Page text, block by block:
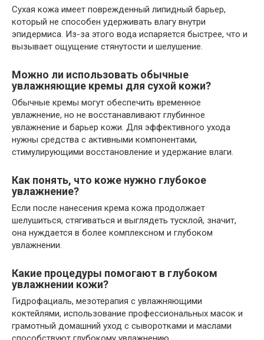
Сухая кожа имеет поврежденный липидный барьер,
который не способен удерживать влагу внутри
эпидермиса. Из-за этого вода испаряется быстрее, что и
вызывает ощущение стянутости и шелушение.
Можно ли использовать обычные
увлажняющие кремы для сухой кожи?
Обычные кремы могут обеспечить временное
увлажнение, но не восстанавливают глубинное
увлажнение и барьер кожи. Для эффективного ухода
нужны средства с активными компонентами,
стимулирующими восстановление и удержание влаги.
Как понять, что коже нужно глубокое
увлажнение?
Если после нанесения крема кожа продолжает
шелушиться, стягиваться и выглядеть тусклой, значит,
она нуждается в более комплексном и глубоком
увлажнении.
Какие процедуры помогают в глубоком
увлажнении кожи?
Гидрофациаль, мезотерапия с увлажняющими
коктейлями, использование профессиональных масок и
грамотный домашний уход с сыворотками и маслами